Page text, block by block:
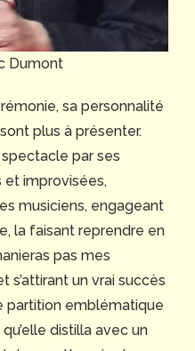
Dumont
sa personnalité
plus à présenter.
par ses
et improvisées,
musiciens, engageant
la faisant reprendre en
pas mes
s’attirant un vrai succès
partition emblématique
distilla avec un